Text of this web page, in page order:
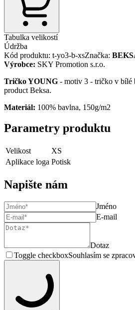
Tabulka velikostí
Údržba
Kód produktu: t-yo3-b-xsZnačka:
Výrobce: SKY Promotion s.r.o.
Tričko YOUNG - motiv 3 - tričko v bílé
product Beksa.
Materiál: 100% bavlna, 150g/m2
Parametry produktu
Velikost
XS
Aplikace loga Potisk
Napište nám
Jméno
E-mail
Dotaz
Toggle checkboxSouhlasím se